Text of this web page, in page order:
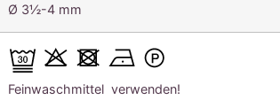
Ø 3½-4 mm
Feinwaschmittel verwenden!